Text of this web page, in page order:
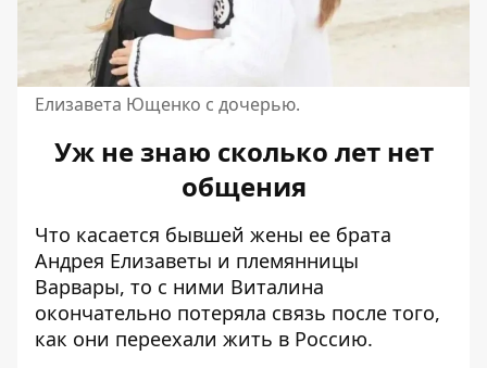
Елизавета Ющенко с дочерью.
Уж не знаю сколько лет нет
общения
Что касается бывшей жены ее брата
Андрея Елизаветы и племянницы
Варвары, то с ними Виталина
окончательно потеряла связь после того,
как они переехали жить в Россию.